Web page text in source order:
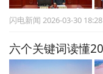
闪电新闻 2026-03-30 18:28
六个关键词读懂